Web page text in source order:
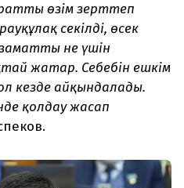
өзім зерттеп
секілді, өсек
не үшін
жатар. Себебін ешкім
кезде айқындалады.
қолдау жасап